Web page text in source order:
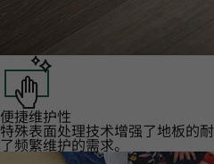
便捷维护性‌
特殊表面处理技术增强了地板的
了频繁维护的需求。